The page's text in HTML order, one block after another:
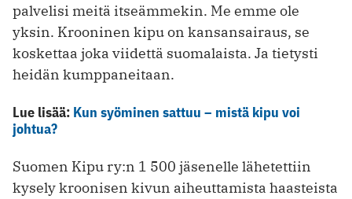
palvelisi meitä itseämmekin. Me emme ole
yksin. Krooninen kipu on kansansairaus, se
koskettaa joka viidettä suomalaista. Ja tietysti
heidän kumppaneitaan.
Lue lisää: Kun syöminen sattuu – mistä kipu voi
johtua?
Suomen Kipu ry:n 1 500 jäsenelle lähetettiin
kysely kroonisen kivun aiheuttamista haasteista